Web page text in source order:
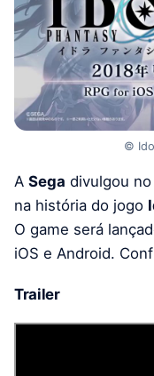
©
A Sega divulgou
na história do jogo
O game será
iOS e Android.
Trailer